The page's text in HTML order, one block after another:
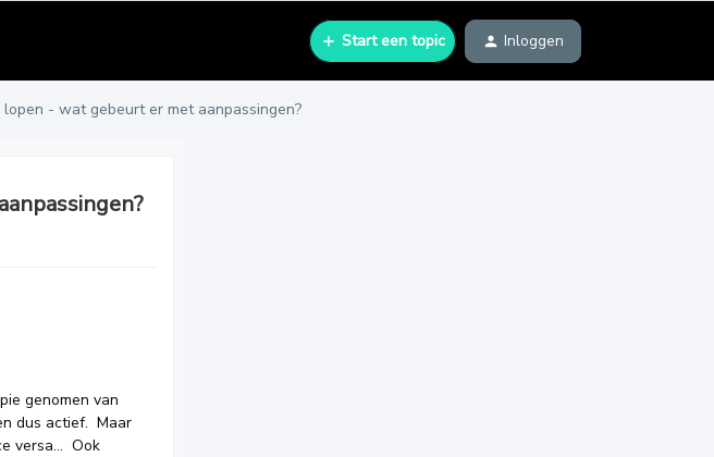
Start een topic Inloggen
- wat gebeurt er met aanpassingen?
genomen van
dus actief. Maar
versa… Ook